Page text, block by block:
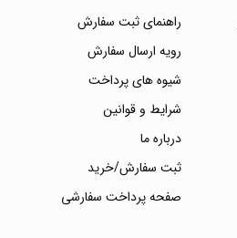
راهنمای ثبت سفارش
رویه ارسال سفارش
شیوه های پرداخت
شرایط و قوانین
درباره ما
ثبت سفارش/خرید
صفحه پرداخت سفارشی